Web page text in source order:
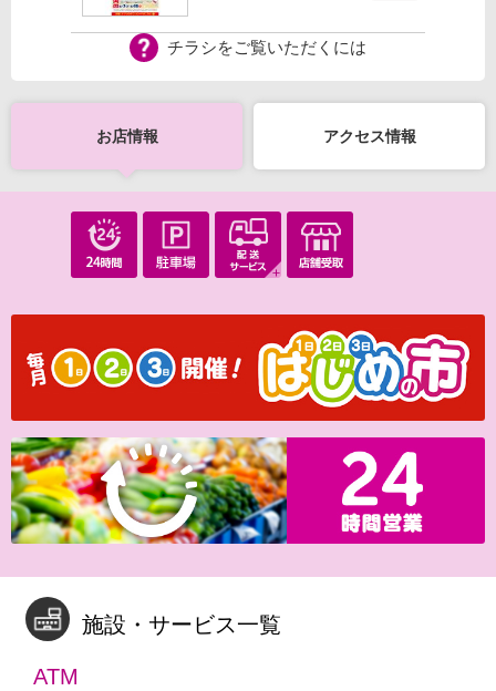
チラシをご覧いただくには
お店情報 アクセス情報
施設・サービス一覧
ATM